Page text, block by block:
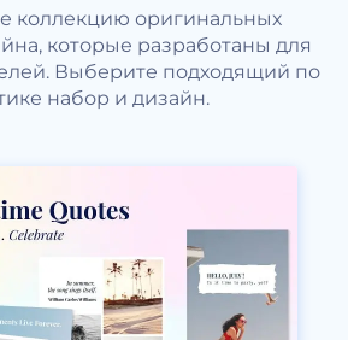
коллекцию оригинальных
которые разработаны для
Выберите подходящий по
набор и дизайн.